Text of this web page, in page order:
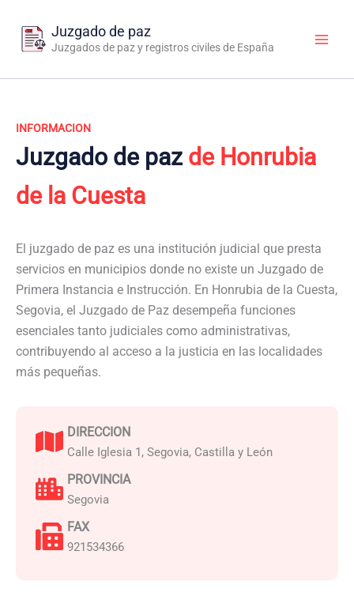
contenido
Juzgado de paz
Juzgados de paz y registros civiles de España
INFORMACION
Juzgado de paz de Honrubia
de la Cuesta
El juzgado de paz es una institución judicial que presta
servicios en municipios donde no existe un Juzgado de
Primera Instancia e Instrucción. En Honrubia de la Cuesta,
Segovia, el Juzgado de Paz desempeña funciones
esenciales tanto judiciales como administrativas,
contribuyendo al acceso a la justicia en las localidades
más pequeñas.
DIRECCION
Calle Iglesia 1, Segovia, Castilla y León
PROVINCIA
Segovia
FAX
921534366